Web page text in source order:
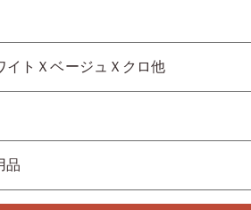
イトＸベージュＸクロ他